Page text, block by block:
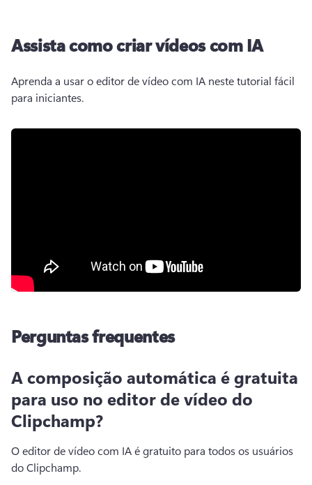
Assista como criar vídeos com IA
Aprenda a usar o editor de vídeo com IA neste tutorial fácil
para iniciantes.
Perguntas frequentes
A composição automática é gratuita
para uso no editor de vídeo do
Clipchamp?
O editor de vídeo com IA é gratuito para todos os usuários
do Clipchamp.